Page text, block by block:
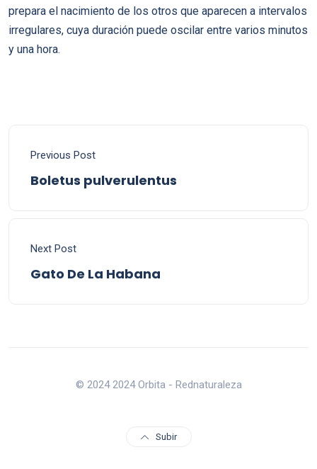
prepara el nacimiento de los otros que aparecen a intervalos
irregulares, cuya duración puede oscilar entre varios minutos
y una hora.
Previous Post
Boletus pulverulentus
Next Post
Gato De La Habana
© 2024 2024 Orbita - Rednaturaleza
Subir